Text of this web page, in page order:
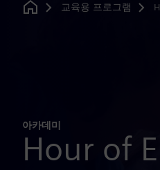
Home
교육용 프로그램
아카데미
Hour of